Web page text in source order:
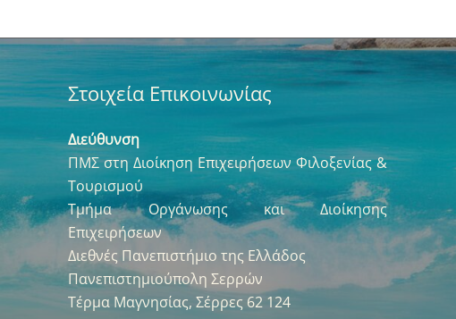
Στοιχεία Επικοινωνίας
Διεύθυνση
ΠΜΣ στη Διοίκηση Επιχειρήσεων Φιλοξενίας &
Τουρισμού
Τμήμα Οργάνωσης και Διοίκησης
Επιχειρήσεων
Διεθνές Πανεπιστήμιο της Ελλάδος
Πανεπιστημιούπολη Σερρών
Τέρμα Μαγνησίας, Σέρρες 62 124